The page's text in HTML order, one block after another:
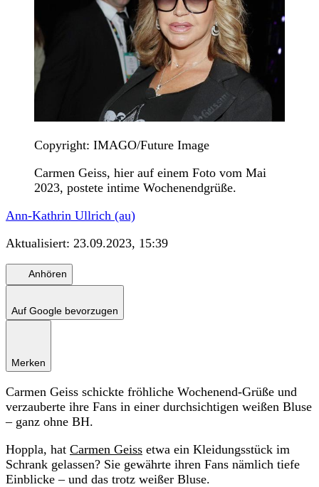
Copyright: IMAGO/Future Image
Carmen Geiss, hier auf einem Foto vom Mai
2023, postete intime Wochenendgrüße.
Ann-Kathrin Ullrich (au)
Aktualisiert: 23.09.2023, 15:39
Anhören
Auf Google bevorzugen
Merken
Carmen Geiss schickte fröhliche Wochenend-Grüße und
verzauberte ihre Fans in einer durchsichtigen weißen Bluse
– ganz ohne BH.
Hoppla, hat Carmen Geiss etwa ein Kleidungsstück im
Schrank gelassen? Sie gewährte ihren Fans nämlich tiefe
Einblicke – und das trotz weißer Bluse.